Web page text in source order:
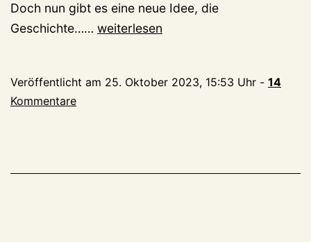
Doch nun gibt es eine neue Idee, die
Geschichte…… Nationalpark
was!,
weiterlesen
Veröffentlicht am 25. Oktober 2023, 15:53 Uhr - 14
Kommentare